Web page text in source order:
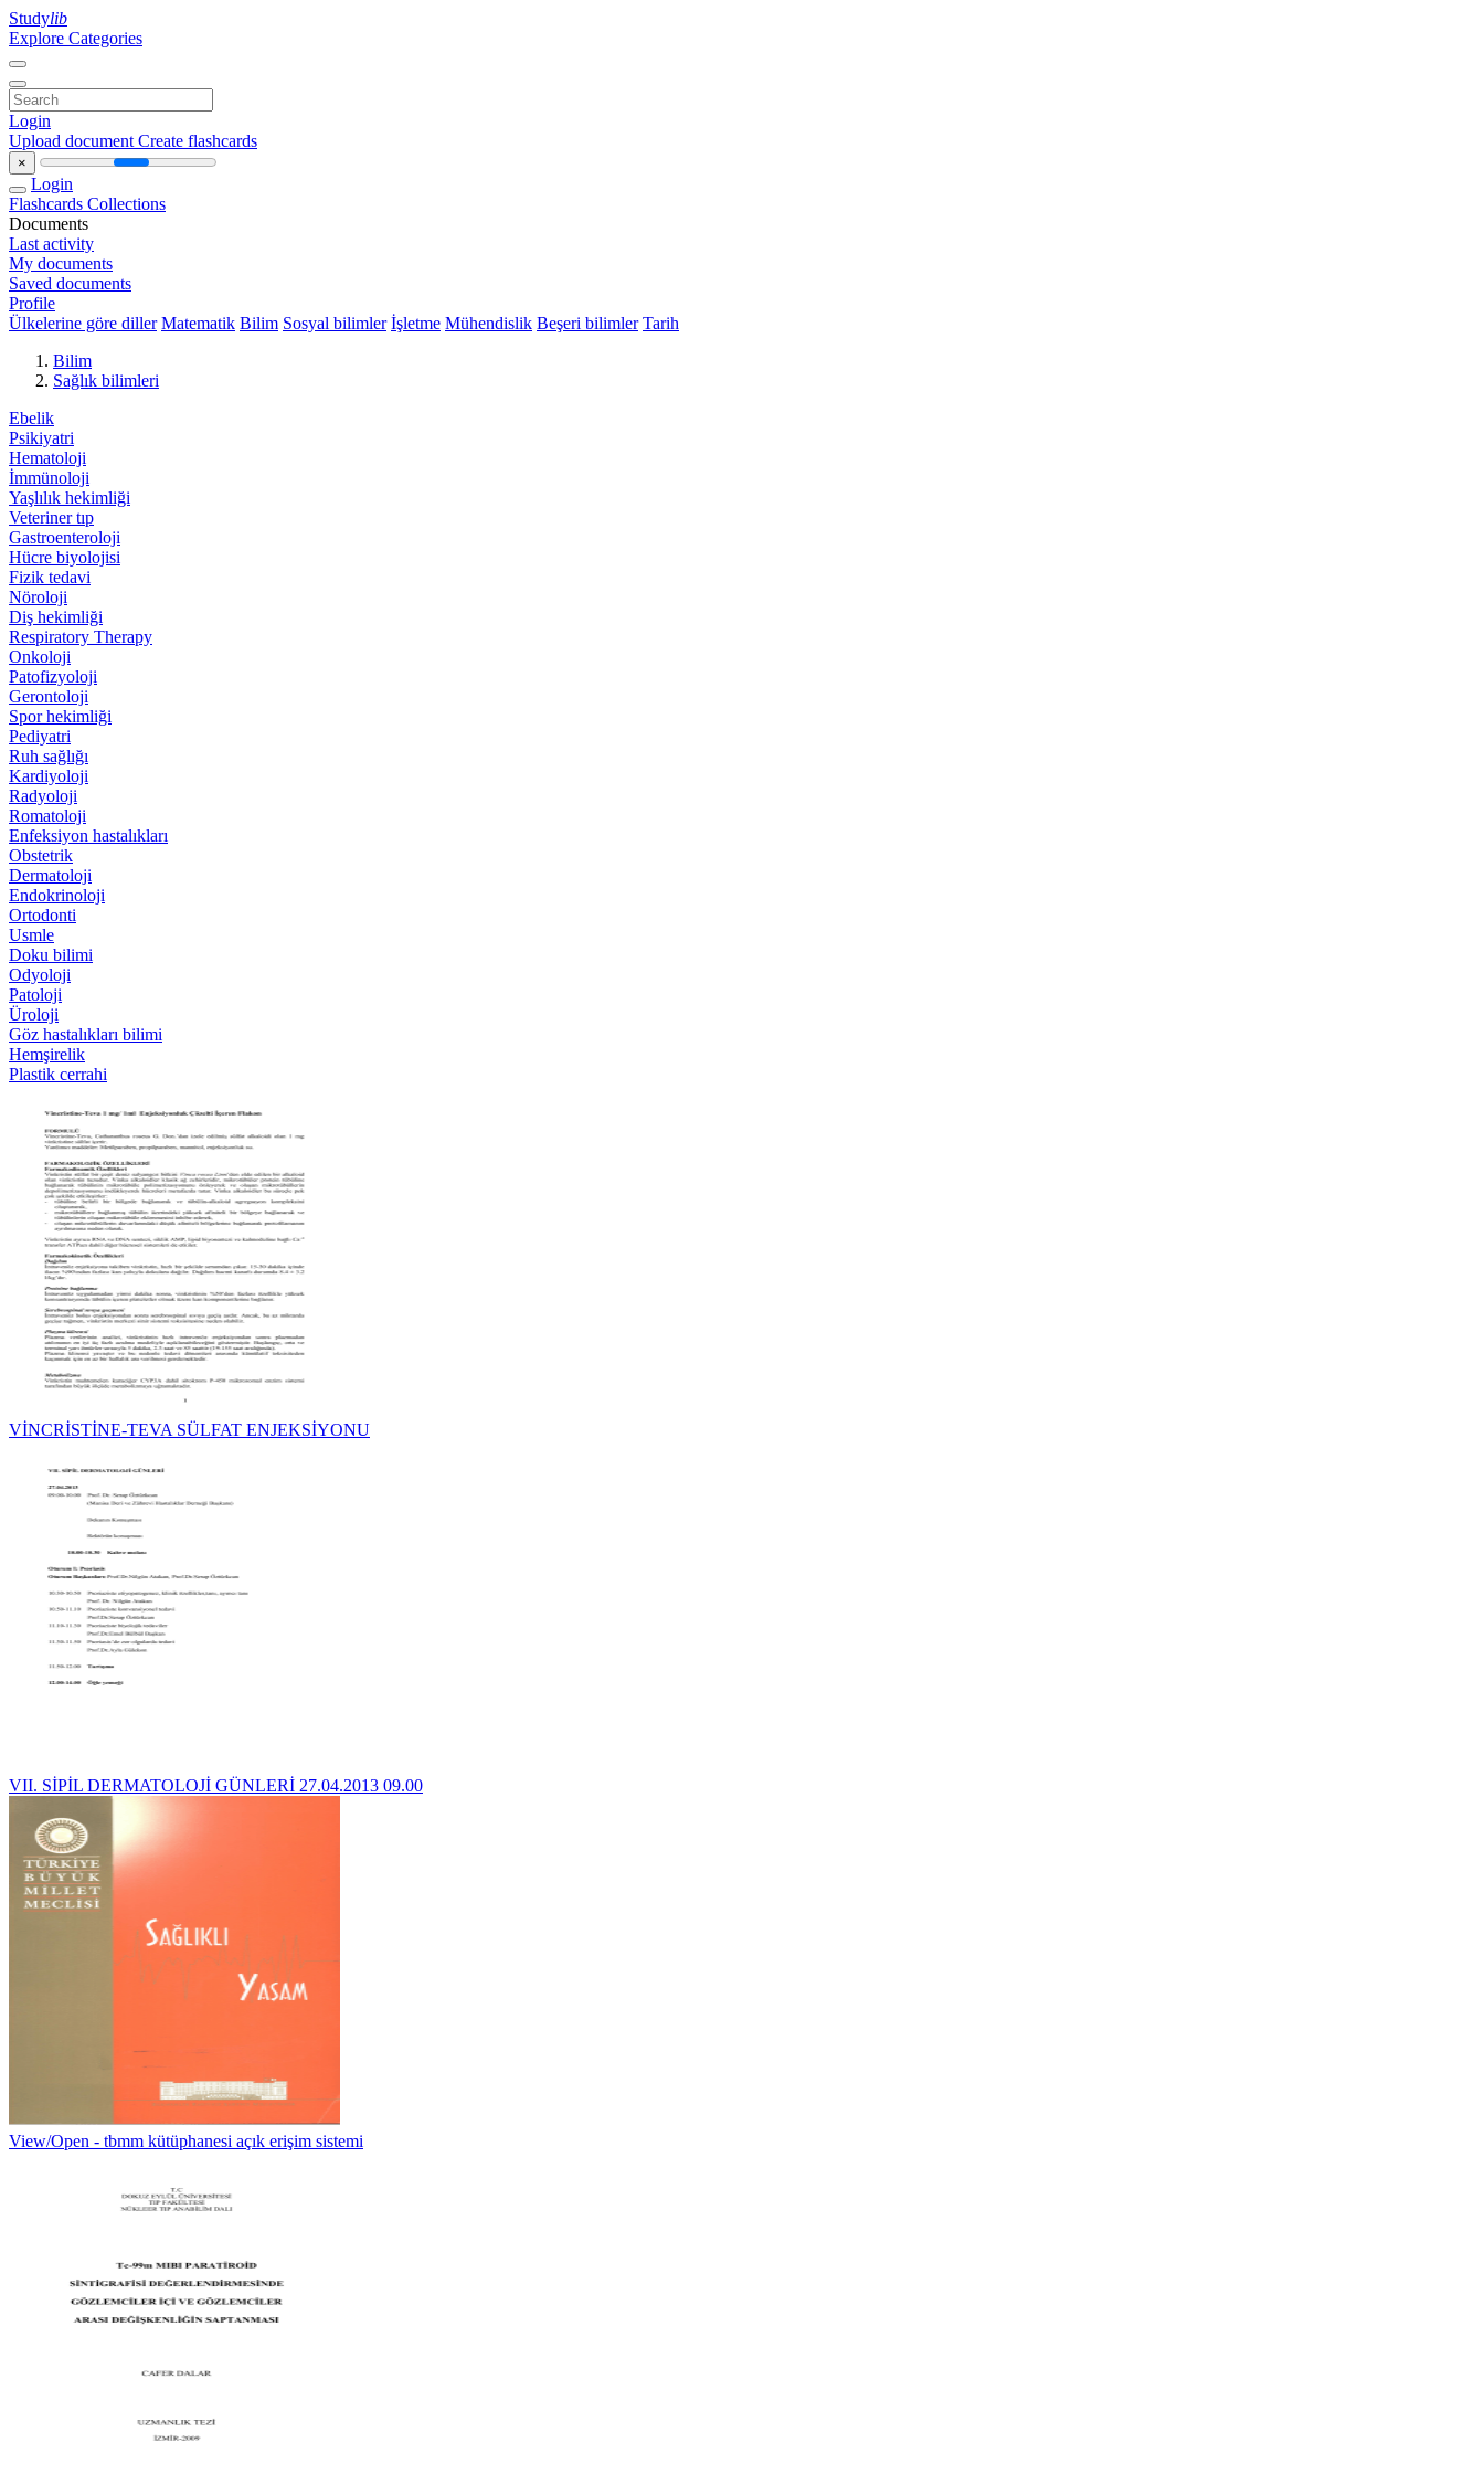
Studylib
Explore Categories
Login
Upload document Create flashcards
×
Login
Flashcards Collections
Documents
Last activity
My documents
Saved documents
Profile
Ülkelerine göre diller Matematik Bilim Sosyal bilimler İşletme Mühendislik Beşeri bilimler Tarih
Bilim
Sağlık bilimleri
Ebelik
Psikiyatri
Hematoloji
İmmünoloji
Yaşlılık hekimliği
Veteriner tıp
Gastroenteroloji
Hücre biyolojisi
Fizik tedavi
Nöroloji
Diş hekimliği
Respiratory Therapy
Onkoloji
Patofizyoloji
Gerontoloji
Spor hekimliği
Pediyatri
Ruh sağlığı
Kardiyoloji
Radyoloji
Romatoloji
Enfeksiyon hastalıkları
Obstetrik
Dermatoloji
Endokrinoloji
Ortodonti
Usmle
Doku bilimi
Odyoloji
Patoloji
Üroloji
Göz hastalıkları bilimi
Hemşirelik
Plastik cerrahi
VİNCRİSTİNE-TEVA SÜLFAT ENJEKSİYONU
VII. SİPİL DERMATOLOJİ GÜNLERİ 27.04.2013 09.00
View/Open - tbmm kütüphanesi açık erişim sistemi